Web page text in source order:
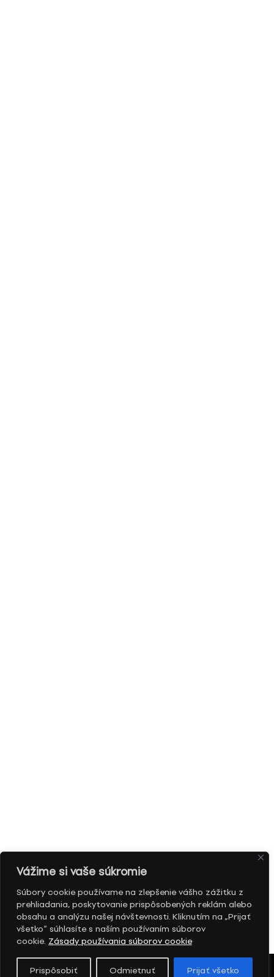
Vážime si vaše súkromie
Súbory cookie používame na zlepšenie vášho zážitku z
prehliadania, poskytovanie prispôsobených reklám alebo
obsahu a analýzu našej návštevnosti. Kliknutím na „Prijať
všetko“ súhlasíte s naším používaním súborov
cookie. Zásady používania súborov cookie
Prispôsobiť Odmietnuť Prijať všetko